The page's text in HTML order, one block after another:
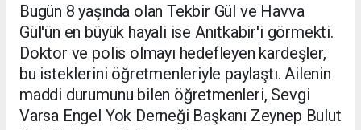
Bugün 8 yaşında olan Tekbir Gül ve Havva
Gül'ün en büyük hayali ise Anıtkabir'i görmekti.
Doktor ve polis olmayı hedefleyen kardeşler,
bu isteklerini öğretmenleriyle paylaştı. Ailenin
maddi durumunu bilen öğretmenleri, Sevgi
Varsa Engel Yok Derneği Başkanı Zeynep Bulut